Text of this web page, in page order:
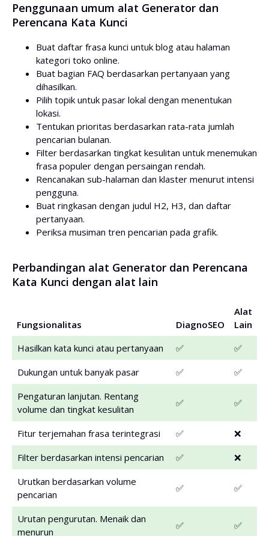
Penggunaan umum alat Generator dan
Perencana Kata Kunci
Buat daftar frasa kunci untuk blog atau halaman
kategori toko online.
Buat bagian FAQ berdasarkan pertanyaan yang
dihasilkan.
Pilih topik untuk pasar lokal dengan menentukan
lokasi.
Tentukan prioritas berdasarkan rata-rata jumlah
pencarian bulanan.
Filter berdasarkan tingkat kesulitan untuk menemukan
frasa populer dengan persaingan rendah.
Rencanakan sub-halaman dan klaster menurut intensi
pengguna.
Buat ringkasan dengan judul H2, H3, dan daftar
pertanyaan.
Periksa musiman tren pencarian pada grafik.
Perbandingan alat Generator dan Perencana
Kata Kunci dengan alat lain
Fungsionalitas DiagnoSEO
Alat
Lain
Hasilkan kata kunci atau pertanyaan
✅
✅
Dukungan untuk banyak pasar
✅
✅
Pengaturan lanjutan. Rentang
volume dan tingkat kesulitan
✅ ✅
Fitur terjemahan frasa terintegrasi ✅
❌
Filter berdasarkan intensi pencarian
✅
❌
Urutkan berdasarkan volume
pencarian
✅ ✅
Urutan pengurutan. Menaik dan
menurun
✅ ✅